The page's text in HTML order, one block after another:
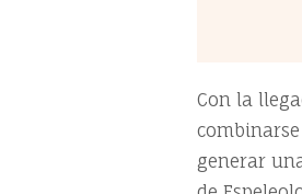
Con la
generar